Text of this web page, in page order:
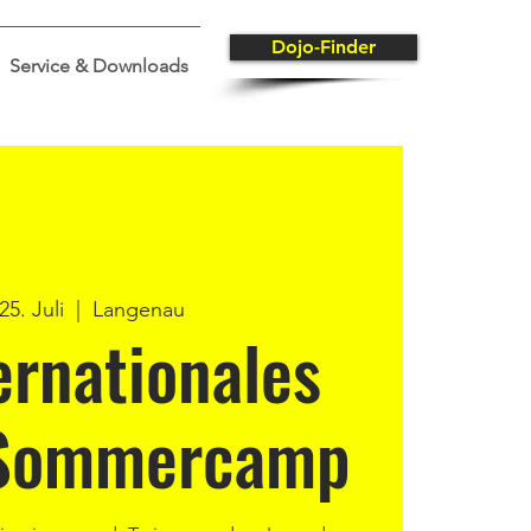
Service & Downloads
Dojo-Finder
Juli Langenau